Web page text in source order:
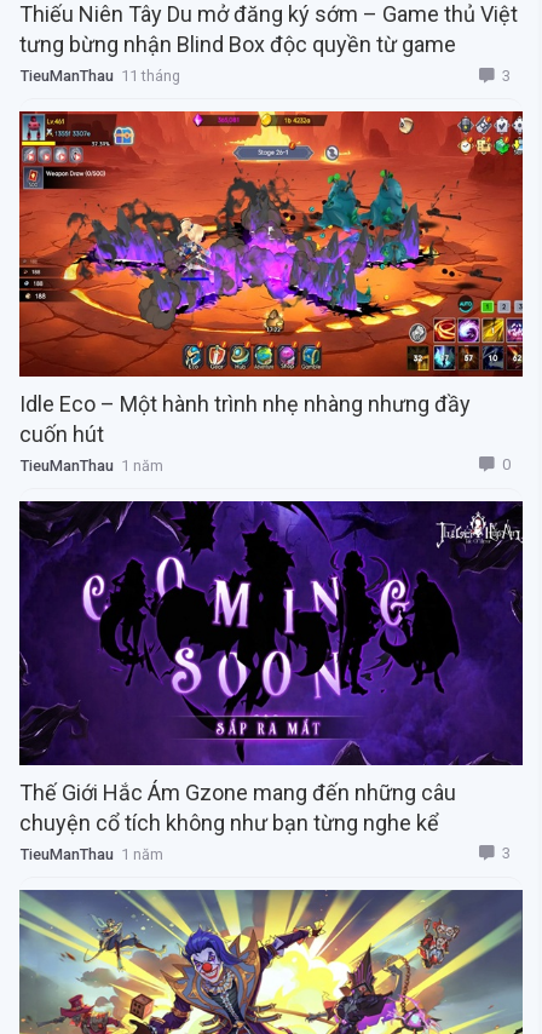
Thiếu Niên Tây Du mở đăng ký sớm – Game thủ Việt
tưng bừng nhận Blind Box độc quyền từ game
TieuManThau 11 tháng 3
Idle Eco – Một hành trình nhẹ nhàng nhưng đầy
cuốn hút
TieuManThau 1 năm 0
Thế Giới Hắc Ám Gzone mang đến những câu
chuyện cổ tích không như bạn từng nghe kể
TieuManThau 1 năm 3